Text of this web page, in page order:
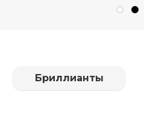
Бриллианты